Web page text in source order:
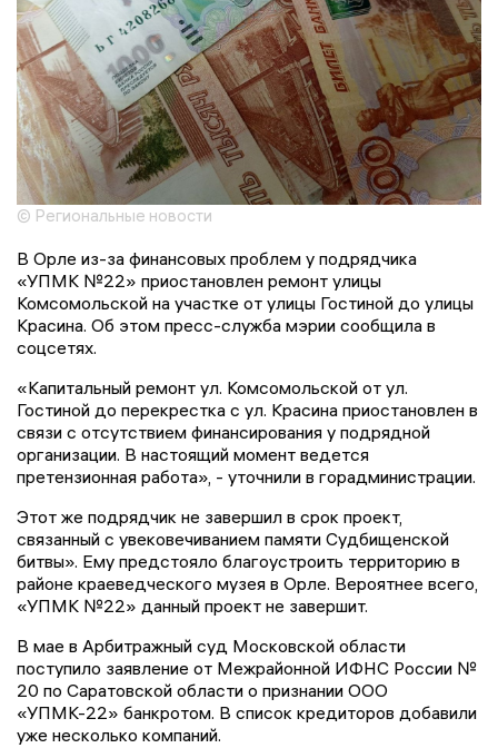
© Региональные новости
В Орле из-за финансовых проблем у подрядчика
«УПМК №22» приостановлен ремонт улицы
Комсомольской на участке от улицы Гостиной до улицы
Красина. Об этом пресс-служба мэрии сообщила в
соцсетях.
«Капитальный ремонт ул. Комсомольской от ул.
Гостиной до перекрестка с ул. Красина приостановлен в
связи с отсутствием финансирования у подрядной
организации. В настоящий момент ведется
претензионная работа», - уточнили в горадминистрации.
Этот же подрядчик не завершил в срок проект,
связанный с увековечиванием памяти Судбищенской
битвы». Ему предстояло благоустроить территорию в
районе краеведческого музея в Орле. Вероятнее всего,
«УПМК №22» данный проект не завершит.
В мае в Арбитражный суд Московской области
поступило заявление от Межрайонной ИФНС России №
20 по Саратовской области о признании ООО
«УПМК-22» банкротом. В список кредиторов добавили
уже несколько компаний.